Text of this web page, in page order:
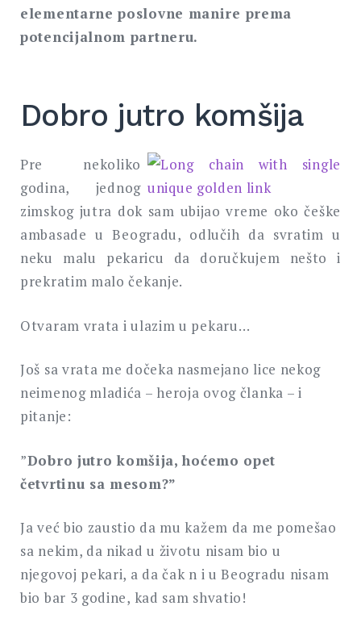
elementarne poslovne manire prema
potencijalnom partneru.
Dobro jutro komšija
Pre nekoliko
godina, jednog
zimskog jutra dok sam ubijao vreme oko češke
ambasade u Beogradu, odlučih da svratim u
neku malu pekaricu da doručkujem nešto i
prekratim malo čekanje.
Otvaram vrata i ulazim u pekaru…
Još sa vrata me dočeka nasmejano lice nekog
neimenog mladića – heroja ovog članka – i
pitanje:
”Dobro jutro komšija, hoćemo opet
četvrtinu sa mesom?”
Ja već bio zaustio da mu kažem da me pomešao
sa nekim, da nikad u životu nisam bio u
njegovoj pekari, a da čak n i u Beogradu nisam
bio bar 3 godine, kad sam shvatio!